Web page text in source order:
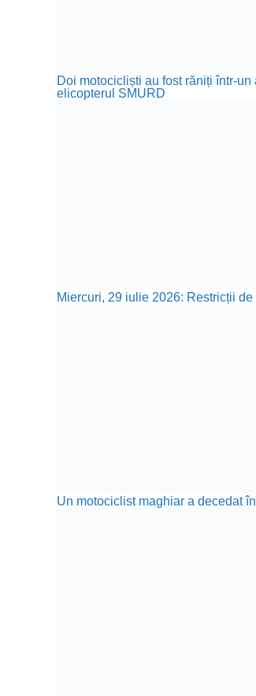
Doi motocicliști au fost răniți într-
elicopterul SMURD
Miercuri, 29 iulie 2026: Restricții
Un motociclist maghiar a decedat